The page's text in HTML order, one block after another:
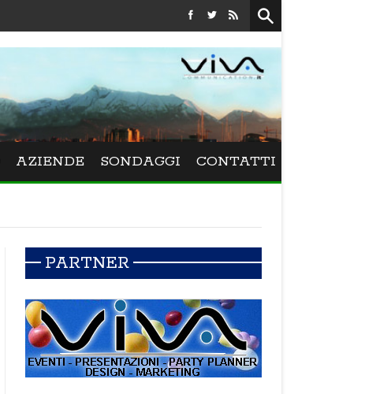
Festival La Versiliana - Maurizio Schweizer porta alla Versiliana il
AZIENDE SONDAGGI CONTATTI
PARTNER